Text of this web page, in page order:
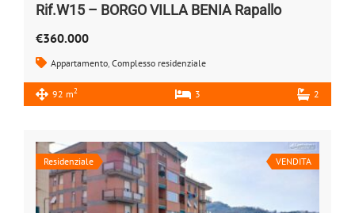
Rif.W15 – BORGO VILLA BENIA Rapallo
€360.000
Appartamento Complesso residenziale
92 m2 3 2
Residenziale VENDITA